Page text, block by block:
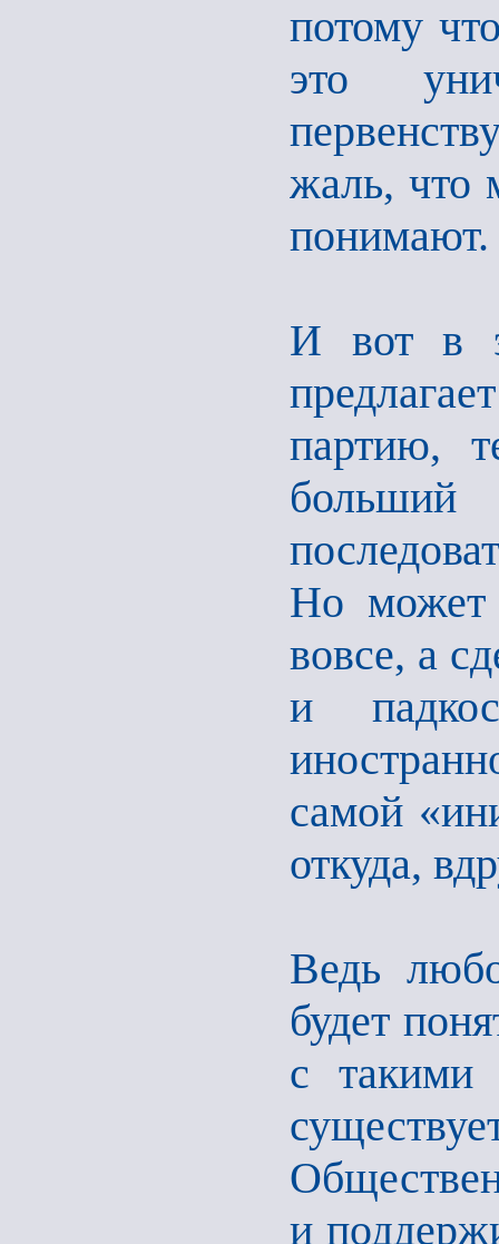
потому
это
жаль, что
понимают.
И вот в
партию,
Но может
вовсе, а
и
самой
откуда,
Ведь
будет
с такими
и